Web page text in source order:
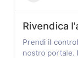
Rivendica
Prendi il
nostro portale.